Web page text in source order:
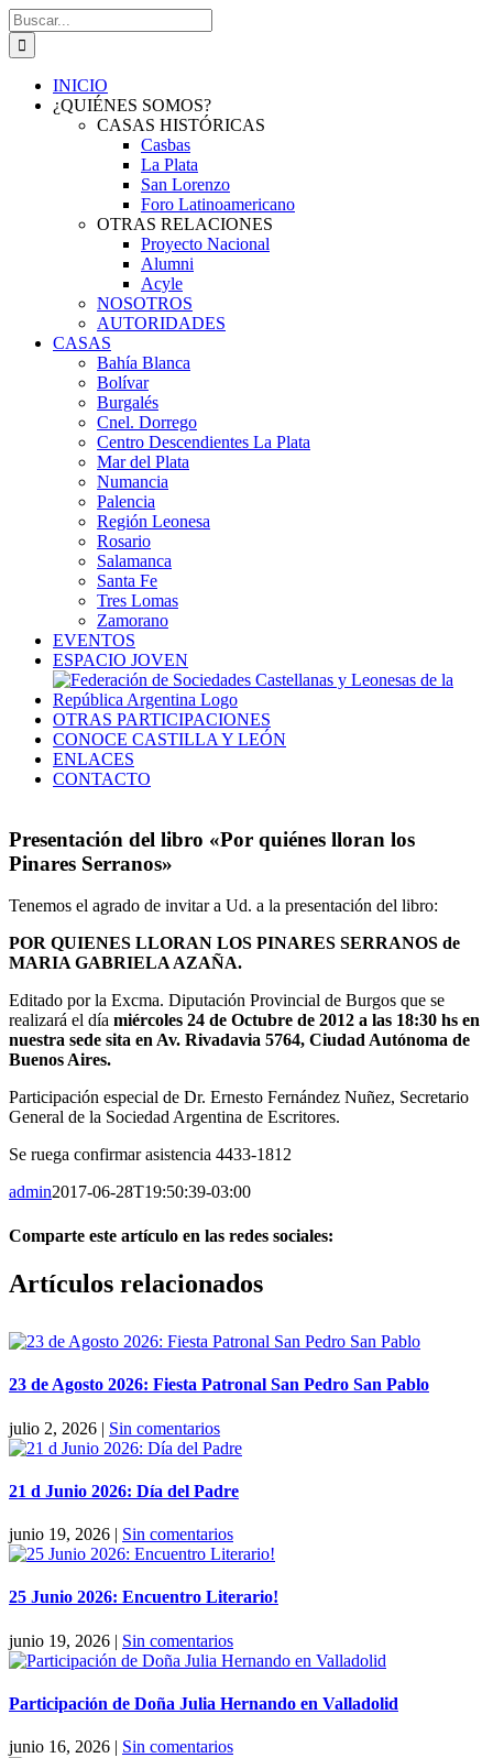
Saltar
al
contenido
Buscar:
INICIO
¿QUIÉNES SOMOS?
CASAS HISTÓRICAS
Casbas
La Plata
San Lorenzo
Foro Latinoamericano
OTRAS RELACIONES
Proyecto Nacional
Alumni
Acyle
NOSOTROS
AUTORIDADES
CASAS
Bahía Blanca
Bolívar
Burgalés
Cnel. Dorrego
Centro Descendientes La Plata
Mar del Plata
Numancia
Palencia
Región Leonesa
Rosario
Salamanca
Santa Fe
Tres Lomas
Zamorano
EVENTOS
ESPACIO JOVEN
OTRAS PARTICIPACIONES
CONOCE CASTILLA Y LEÓN
ENLACES
CONTACTO
Presentación del libro «Por quiénes lloran los
Pinares Serranos»
Tenemos el agrado de invitar a Ud. a la presentación del libro:
POR QUIENES LLORAN LOS PINARES SERRANOS de
MARIA GABRIELA AZAÑA.
Editado por la Excma. Diputación Provincial de Burgos que se
realizará el día miércoles 24 de Octubre de 2012 a las 18:30 hs en
nuestra sede sita en Av. Rivadavia 5764, Ciudad Autónoma de
Buenos Aires.
Participación especial de Dr. Ernesto Fernández Nuñez, Secretario
General de la Sociedad Argentina de Escritores.
Se ruega confirmar asistencia 4433-1812
admin2017-06-28T19:50:39-03:00
Comparte este artículo en las redes sociales:
Facebook
X
Reddit
LinkedIn
Pinterest
Vk
Artículos relacionados
23 de Agosto 2026: Fiesta Patronal San Pedro San Pablo
julio 2, 2026 | Sin comentarios
21 d Junio 2026: Día del Padre
junio 19, 2026 | Sin comentarios
25 Junio 2026: Encuentro Literario!
junio 19, 2026 | Sin comentarios
Participación de Doña Julia Hernando en Valladolid
junio 16, 2026 | Sin comentarios